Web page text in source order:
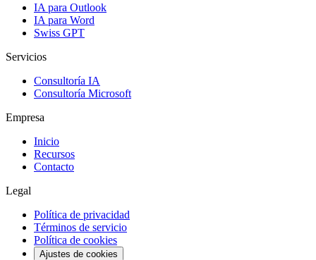
IA para Outlook
IA para Word
Swiss GPT
Servicios
Consultoría IA
Consultoría Microsoft
Empresa
Inicio
Recursos
Contacto
Legal
Política de privacidad
Términos de servicio
Política de cookies
Ajustes de cookies